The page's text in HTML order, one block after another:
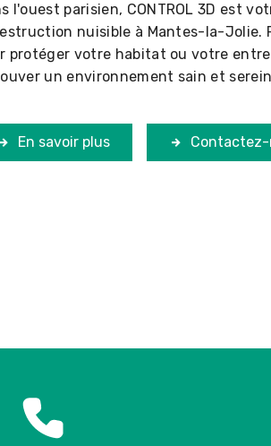
l'ouest parisien, CONTROL 3D est
nuisible à Mantes-la-Jolie.
protéger votre habitat ou votre
un environnement sain et
En savoir plus